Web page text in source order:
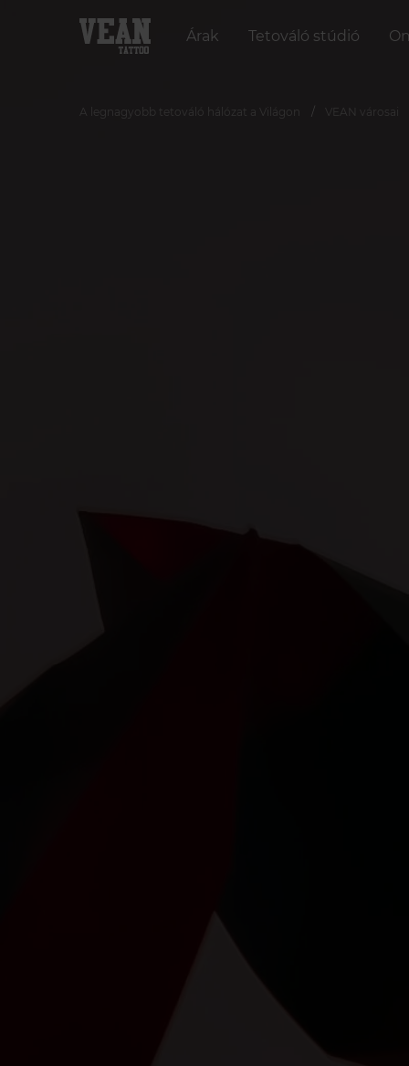
Árak Tetováló stúdió
A legnagyobb tetováló hálózat a Világon VEAN városai